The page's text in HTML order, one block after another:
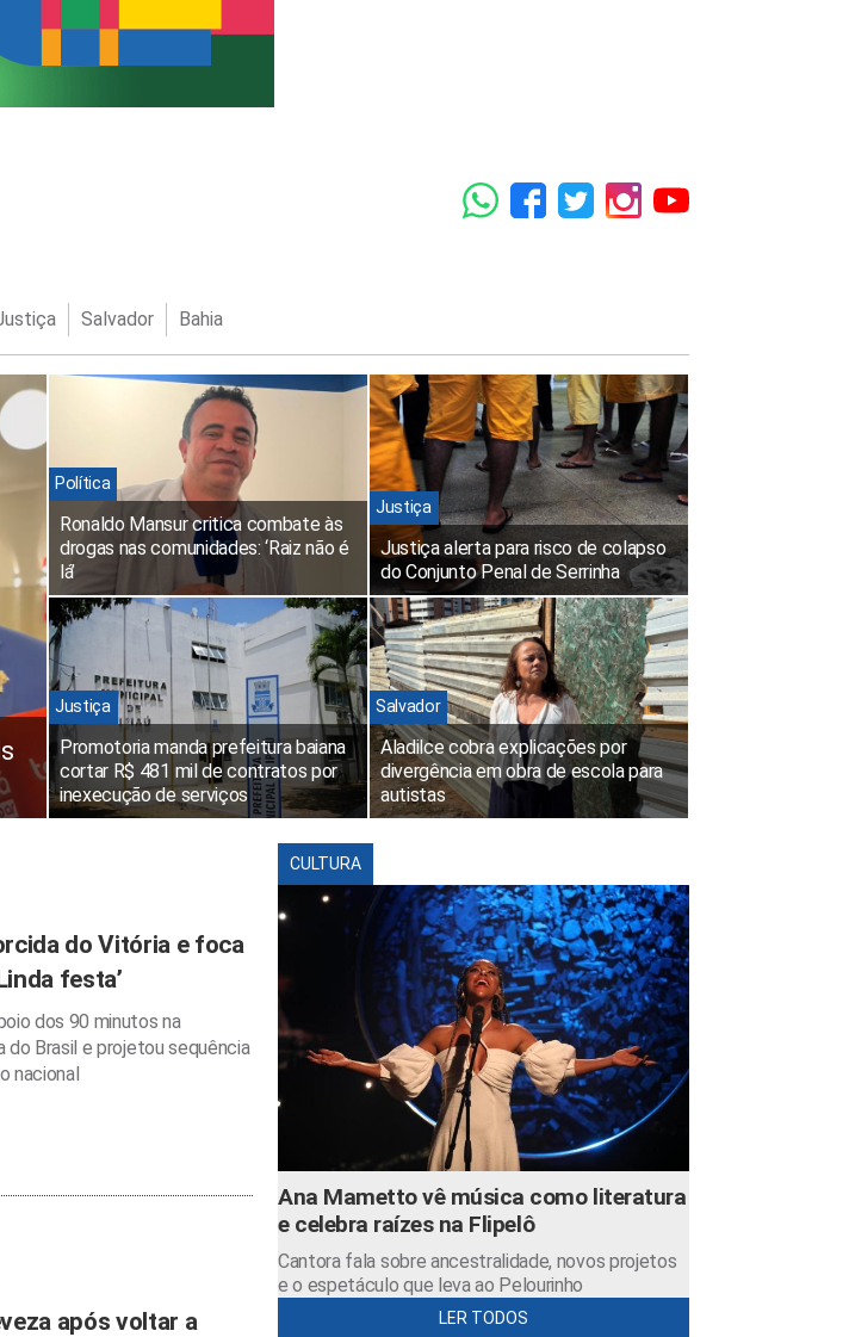
Salvador Bahia
Política
Ronaldo Mansur critica combate às
drogas nas comunidades: ‘Raiz não é
lá’
Justiça
Promotoria manda prefeitura baiana
cortar R$ 481 mil de contratos por
inexecução de serviços
Justiça
Justiça alerta para risco de colapso
do Conjunto Penal de Serrinha
Salvador
Aladilce cobra explicações por
divergência em obra de escola para
autistas
CULTURA
Ana Mametto vê música como literatura
e celebra raízes na Flipelô
Cantora fala sobre ancestralidade, novos projetos
e o espetáculo que leva ao Pelourinho
LER TODOS
do Vitória e foca
festa’
dos 90 minutos na
do Brasil e projetou sequência
nacional
após voltar a